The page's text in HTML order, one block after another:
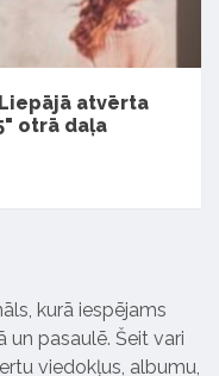
atvērta
otrā daļa
kurā iespējams
pasaulē. Šeit vari
viedokļus, albumu,